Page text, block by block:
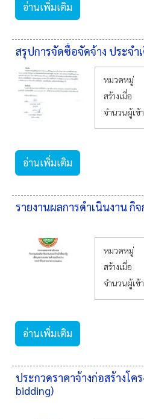
อ่านเพิ่มเติม
สรุปการจัดซื้อจัดจ้าง ประจ
หมวดหมู่
สร้างเมื่อ
จำนวนผู้เข้
อ่านเพิ่มเติม
รายงานผลการดำเนินงาน กิ
หมวดหมู่
สร้างเมื่อ
จำนวนผู้เข้
อ่านเพิ่มเติม
ประกวดราคาจ้างก่อสร้างโ
bidding)